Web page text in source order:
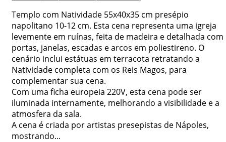
Templo com Natividade 55x40x35 cm presépio
napolitano 10-12 cm. Esta cena representa uma igreja
levemente em ruínas, feita de madeira e detalhada com
portas, janelas, escadas e arcos em poliestireno. O
cenário inclui estátuas em terracota retratando a
Natividade completa com os Reis Magos, para
complementar sua cena.
Com uma ficha europeia 220V, esta cena pode ser
iluminada internamente, melhorando a visibilidade e a
atmosfera da sala.
A cena é criada por artistas presepistas de Nápoles,
mostrando...